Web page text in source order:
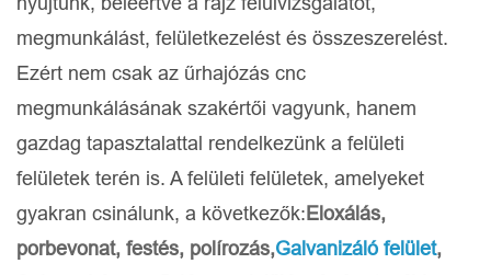
megmunkálást, felületkezelést és összeszerelést.
Ezért nem csak az űrhajózás cnc
megmunkálásának szakértői vagyunk, hanem
gazdag tapasztalattal rendelkezünk a felületi
felületek terén is. A felületi felületek, amelyeket
gyakran csinálunk, a következők:Eloxálás,
porbevonat, festés, polírozás,Galvanizáló felület,